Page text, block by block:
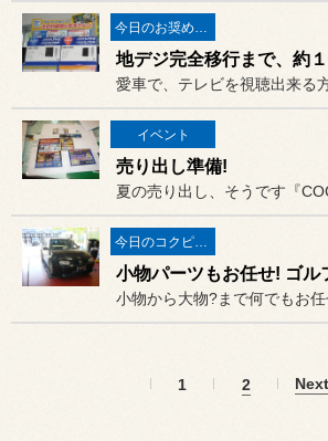
今日のお奨め商品!
地デジ完全移行まで、約１
イベント
売り出し準備!
今日のコクピット西部
小物パーツもお任せ! ゴ
小物から大物?まで何でもお
1 2 Next